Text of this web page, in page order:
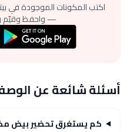
اكتب المكونات الموجودة في
— واحفظ وقيّم
أسئلة شائعة عن
كم يستغرق تحضير بيض